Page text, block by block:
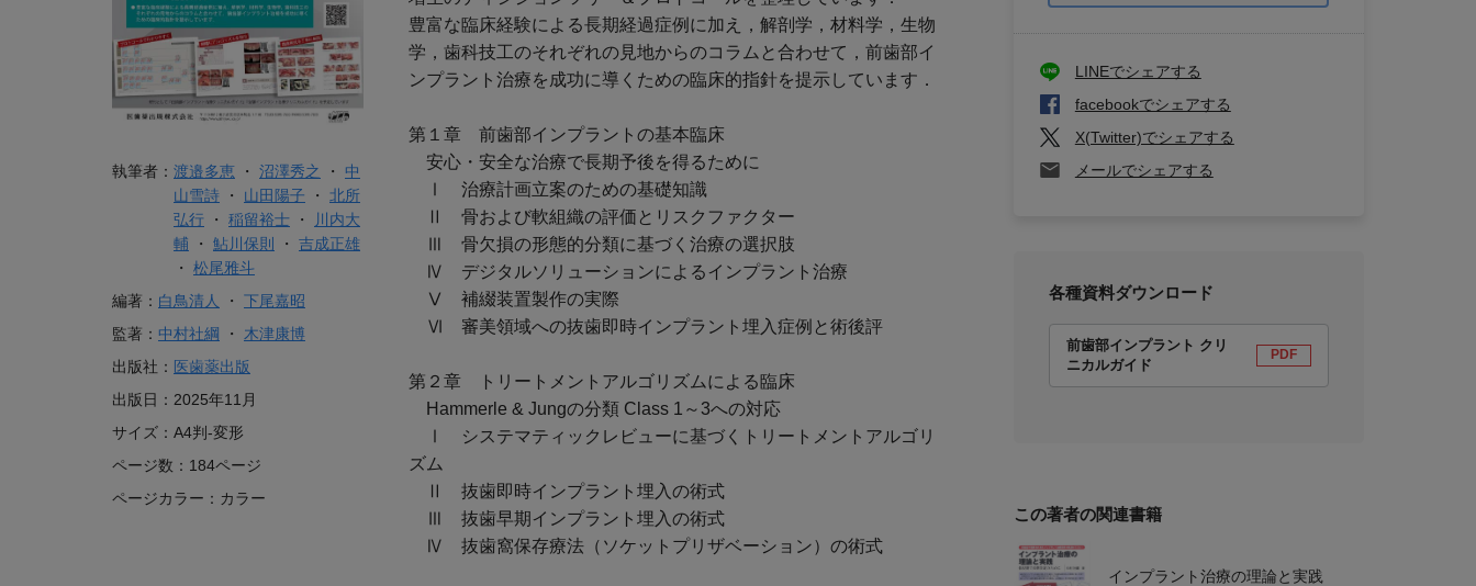
執筆者： 渡邉多恵 ・ 沼澤秀之 ・ 中
山雪詩 ・ 山田陽子 ・ 北所
弘行 ・ 稲留裕士 ・
川内大
輔 ・ 鮎川保則 ・ 吉成正雄
・ 松尾雅斗
編著： 白鳥清人 ・ 下尾嘉昭
監著： 中村社綱 ・ 木津康博
出版社： 医歯薬出版
出版日： 2025年11月
サイズ： A4判-変形
ページ数： 184ページ
ページカラー： カラー
豊富な臨床経験による長期経過症例に加え，解剖学，材料学，生物
学，歯科技工のそれぞれの見地からのコラムと合わせて，前歯部イ
ンプラント治療を成功に導くための臨床的指針を提示しています．
第１章 前歯部インプラントの基本臨床
安心・安全な治療で長期予後を得るために
Ⅰ 治療計画立案のための基礎知識
Ⅱ 骨および軟組織の評価とリスクファクター
Ⅲ 骨欠損の形態的分類に基づく治療の選択肢
Ⅳ デジタルソリューションによるインプラント治療
Ⅴ 補綴装置製作の実際
Ⅵ 審美領域への抜歯即時インプラント埋入症例と術後評
第２章 トリートメントアルゴリズムによる臨床
Hammerle & Jungの分類 Class 1～3への対応
Ⅰ システマティックレビューに基づくトリートメントアルゴリ
ズム
Ⅱ 抜歯即時インプラント埋入の術式
Ⅲ 抜歯早期インプラント埋入の術式
Ⅳ 抜歯窩保存療法（ソケットプリザベーション）の術式
LINEでシェアする
facebookでシェアする
X(Twitter)でシェアする
メールでシェアする
各種資料ダウンロード
前歯部インプラント クリ
ニカルガイド
PDF
この著者の関連書籍
インプラント治療の理論と実践